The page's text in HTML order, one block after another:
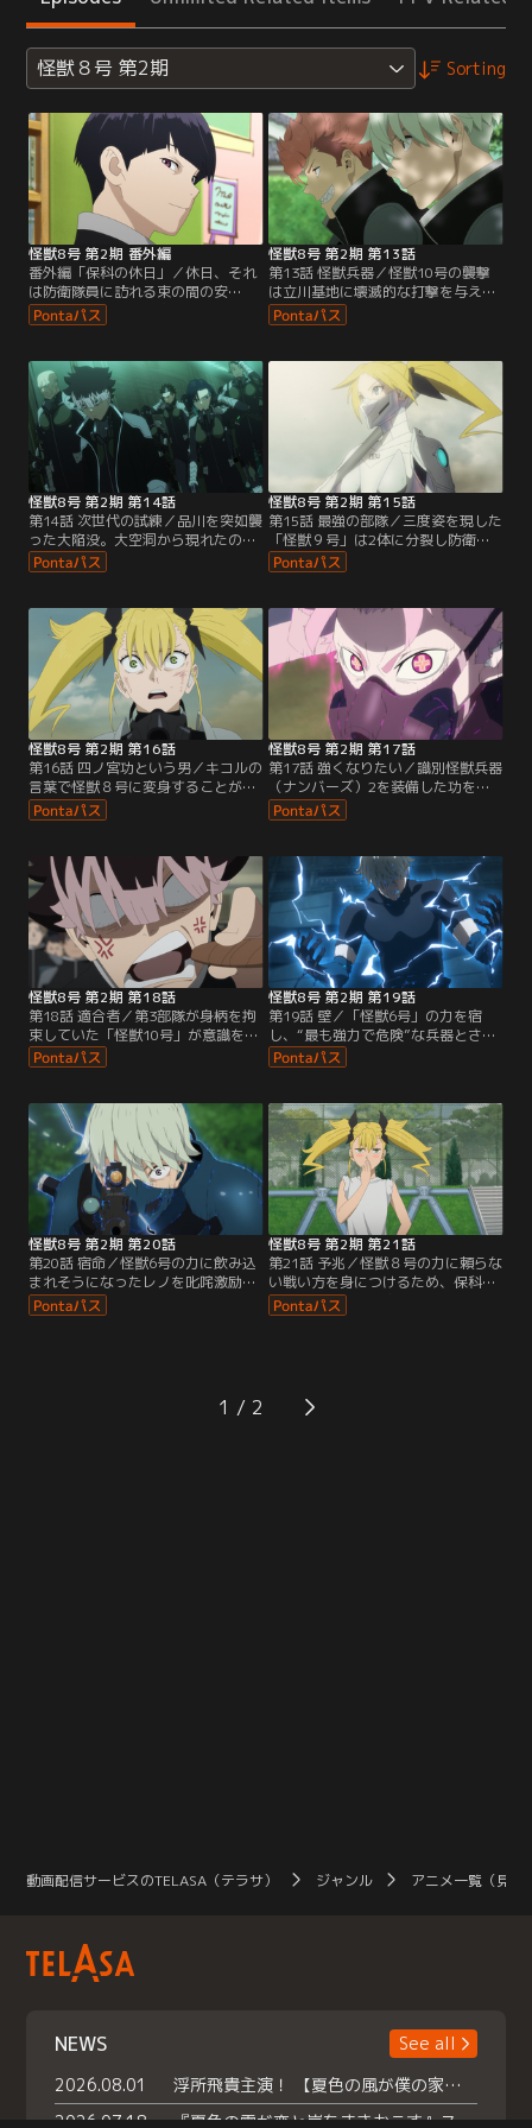
怪獣８号 第2期 Sorting
怪獣8号 第2期 番外編
番外編「保科の休日」／休日、それ
は防衛隊員に訪れる束の間の安
息…。トレーニング漬けの日々で休
日の過ごし方を忘れてしまったレノ
ぬ雰囲気を感じとり、伊春と共に尾
行作戦を決行する！しかし、事態は
思わぬ方向に動き出し…？！
怪獣8号 第2期 第13話
第13話 怪獣兵器／怪獣10号の襲撃
は立川基地に壊滅的な打撃を与え、
日本は新たな危機の時代を迎えよう
としていた。「怪獣８号」として身
は未だ不明のまま、第3部隊の新人
隊員たちは別部隊への異動が決ま
り、それぞれの場所で新たな任務に
就くことになった。“防衛隊最強”の
第1部隊への所属が決まった四ノ宮
キコルは…。
怪獣8号 第2期 第14話
第14話 次世代の試練／品川を突如襲
った大陥没。大空洞から現れたのは
無数の巨大な蟻型怪獣だった。カフ
カとキコルが所属する第1部隊が出
と隊員たちは迅速に任務をこなして
いく。キコルが次々と怪獣を撃破し
期待通りの結果を出す中、防衛隊の
監視下に置かれているカフカも、自
身の価値を証明するため怪獣に立ち
向かう。
怪獣8号 第2期 第15話
第15話 最強の部隊／三度姿を現した
「怪獣９号」は2体に分裂し防衛隊
を翻弄。カフカとキコルは力を合わ
せて戦うが、戦いの中で進化する怪
怪獣８号への変身に失敗してしま
う。窮地に陥ったキコルは亡き母・
四ノ宮ヒカリと交わした約束を思い
出し…。一方の鳴海は、もう1体の
怪獣９号と激しい攻防を繰り広げて
怪獣8号 第2期 第16話
第16話 四ノ宮功という男／キコルの
言葉で怪獣８号に変身することがで
きたカフカは、本来の力を発揮し、
怪獣９号を圧倒する。鳴海、キコ
日本防衛隊長官・四ノ宮功が思い描
く最強の部隊としての実力を証明し
た。しかし勝利の余韻も束の間、突
如警報が鳴り響き、「強大な怪獣の
力は、いたダいていくよ」と不穏な
言葉を残して消える怪獣９号。
怪獣8号 第2期 第17話
第17話 強くなりたい／識別怪獣兵器
（ナンバーズ）2を装備した功を吸
収し、「怪獣2号」の強大な力を手
にした怪獣９号。鳴海とカフカは必
も、あと少しのところで取り逃して
しまう。功の訃報が伝えられ日本全
国に深い喪失と未来への不安が広が
る中、鳴海とキコルはそれぞれの決
意を胸に刻む。そしてカフカは…。
怪獣8号 第2期 第18話
第18話 適合者／第3部隊が身柄を拘
束していた「怪獣10号」が意識を取
り戻し、指名された第3部隊副隊
長・保科宗四郎は、怪獣10号からあ
明りんかい基地では、東方師団会議
が開かれていた。最大の脅威となっ
た怪獣９号への対策が議論される
中、保科の口から驚きの情報が明か
される。
怪獣8号 第2期 第19話
第19話 壁／「怪獣6号」の力を宿
し、“最も強力で危険”な兵器とされ
る識別怪獣兵器（ナンバーズ）6の
適合者に選ばれた市川レノ。第4部
期間を乗り越えたレノは、識別怪獣
兵器（ナンバーズ）を装着して初の
実戦に臨むこととなる。一方、同じ
第4部隊に所属する古橋伊春は、目
覚ましい成長を遂げるレノに複雑な
思いを抱いていた。
怪獣8号 第2期 第20話
第20話 宿命／怪獣6号の力に飲み込
まれそうになったレノを叱咤激励
し、本獣に立ち向かう伊春。瞬間的
に高い解放戦力を発揮する伊春は、
器に勝機を引き寄せる伊春とレノ。
その姿に、緒方はかつて同僚だった
怪獣8号 第2期 第21話
第21話 予兆／怪獣８号の力に頼らな
い戦い方を身につけるため、保科か
ら直々に防衛隊式格闘術の教えを受
けるカフカ。それは奇しくも功が完
ッセージを受け取る。一方、防衛隊
上層部は日本中で頻発する未解決の
1
動画配信サービスのTELASA（テラサ） ジャンル アニメ一覧（見放
NEWS
See all
2026.08.01
浮所飛貴主演！ 【夏色の風が僕の家にやってきた】 本日よりテラサで独占配信スタート！
2026.07.18
『夏色の雲が恋と嵐をまきおこす』スペシャルメイキング 【Part1】2026年７月18日（土）23時30分～配信スタート！話題のシーンの裏側を大公開！豪華キャスト大集合！ 『武宮家 真夏の家族会議』開催！